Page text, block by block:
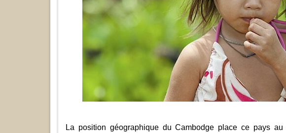
La position géographique du Cambodge place ce pays